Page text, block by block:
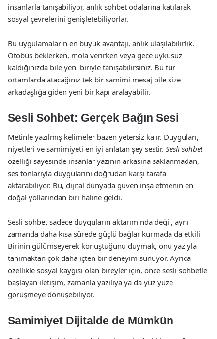
insanlarla tanışabiliyor, anlık sohbet odalarına katılarak
sosyal çevrelerini genişletebiliyorlar.
Bu uygulamaların en büyük avantajı, anlık ulaşılabilirlik.
Otobüs beklerken, mola verirken veya gece uykusuz
kaldığınızda bile yeni biriyle tanışabilirsiniz. Bu tür
ortamlarda atacağınız tek bir samimi mesaj bile size
arkadaşlığa giden yeni bir kapı aralayabilir.
Sesli Sohbet: Gerçek Bağın Sesi
Metinle yazılmış kelimeler bazen yetersiz kalır. Duyguları,
niyetleri ve samimiyeti en iyi anlatan şey sestir. Sesli sohbet
özelliği sayesinde insanlar yazının arkasına saklanmadan,
ses tonlarıyla duygularını doğrudan karşı tarafa
aktarabiliyor. Bu, dijital dünyada güven inşa etmenin en
doğal yollarından biri haline geldi.
Sesli sohbet sadece duyguların aktarımında değil, aynı
zamanda daha kısa sürede güçlü bağlar kurmada da etkili.
Birinin gülümseyerek konuştuğunu duymak, onu yazıyla
tanımaktan çok daha içten bir deneyim sunuyor. Ayrıca
özellikle sosyal kaygısı olan bireyler için, önce sesli sohbetle
başlayan iletişim, zamanla yazılıya ya da yüz yüze
görüşmeye dönüşebiliyor.
Samimiyet Dijitalde de Mümkün